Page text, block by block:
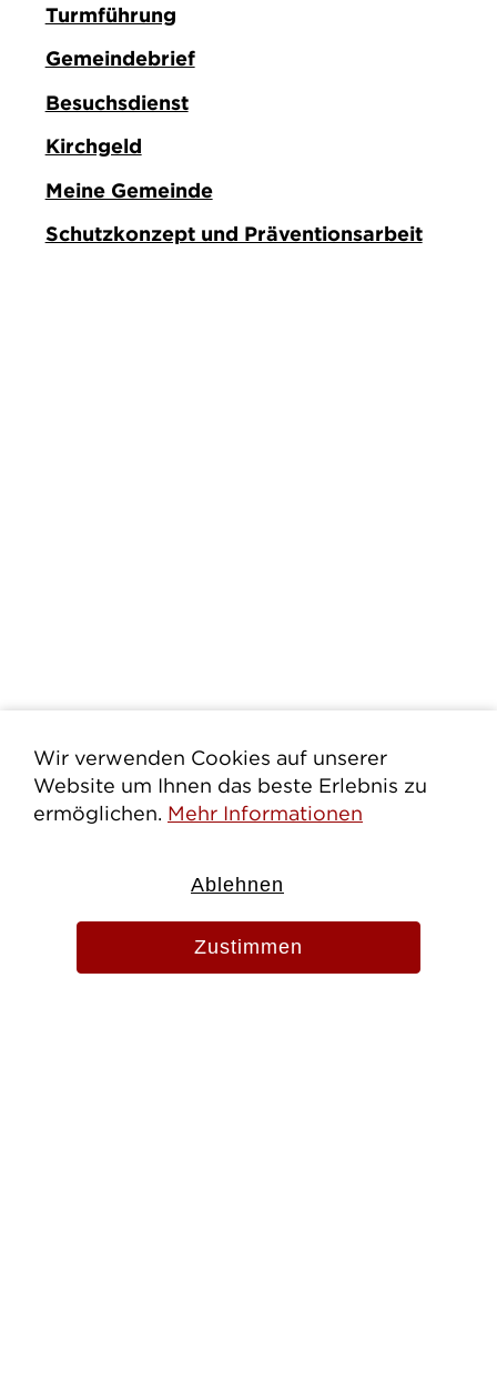
Turmführung
Gemeindebrief
Besuchsdienst
Kirchgeld
Meine Gemeinde
Schutzkonzept und Präventionsarbeit
Wir verwenden Cookies auf unserer
Website um Ihnen das beste Erlebnis zu
ermöglichen. Mehr Informationen
Ablehnen
Zustimmen